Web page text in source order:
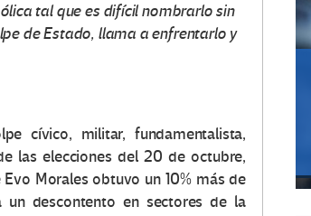
tal que es difícil nombrarlo sin
de Estado, llama a enfrentarlo y
cívico, militar, fundamentalista,
las elecciones del 20 de octubre,
Morales obtuvo un 10% más de
un descontento en sectores de la